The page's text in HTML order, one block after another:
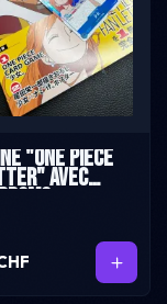
"One Piece
avec